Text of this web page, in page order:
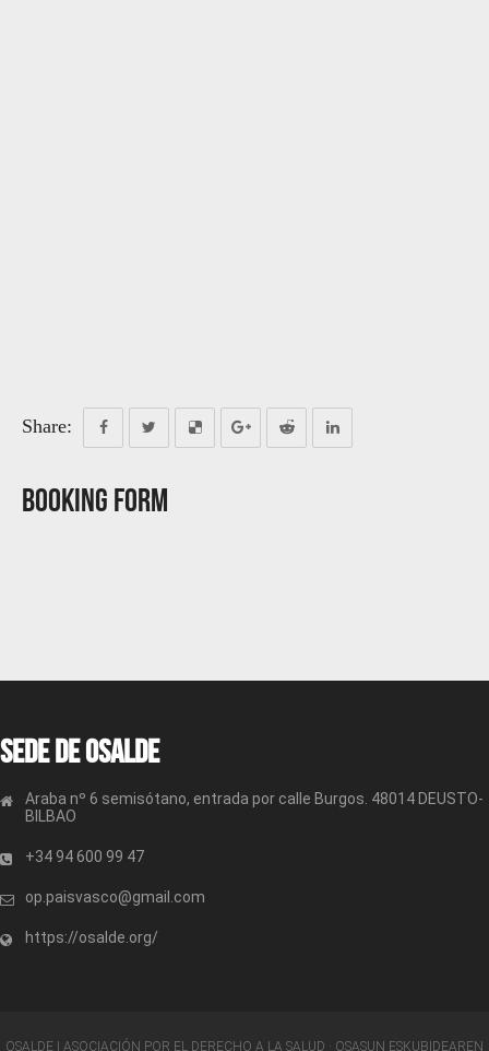
Share:
Booking Form
Sede de OSALDE
Araba nº 6 semisótano, entrada por calle Burgos. 48014 DEUSTO-
BILBAO
+34 94 600 99 47
op.paisvasco@gmail.com
https://osalde.org/
OSALDE | ASOCIACIÓN POR EL DERECHO A LA SALUD · OSASUN ESKUBIDEAREN